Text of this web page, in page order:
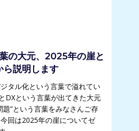
の大元、2025年の崖と
ら説明します
タル化という言葉で溢れてい
DXという言葉が出てきた大元
題”という言葉をみなさんご存
回は2025年の崖についてゼ